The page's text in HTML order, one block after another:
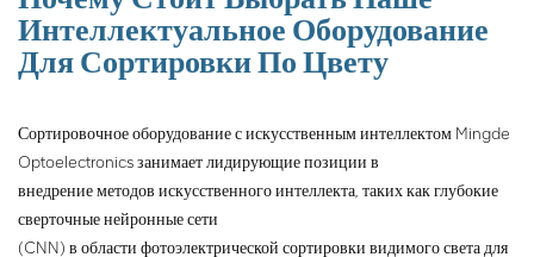
сортировочная машина
обрабатывает данные с
помощью сверточной
распознавания
идентифицирует руды и
обломки, а затем приводит в
действие исполнительный
механизм для сортировки руд.
Интеллектуальное Оборудование
Для Сортировки По Цвету
Сортировочное оборудование с искусственным интеллектом Mingde
Optoelectronics занимает лидирующие позиции в
внедрение методов искусственного интеллекта, таких как глубокие
сверточные нейронные сети
(CNN) в области фотоэлектрической сортировки видимого света для